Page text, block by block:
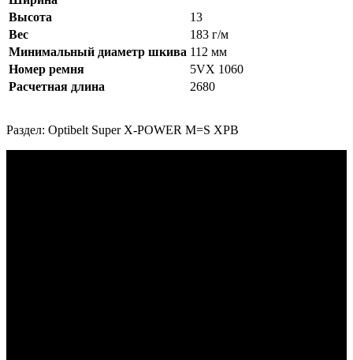
Высота
13
Вес
183 г/м
Минимальный диаметр шкива 112 мм
Номер ремня
5VX 1060
Расчетная длина
2680
Раздел: Optibelt Super X-POWER M=S XPB